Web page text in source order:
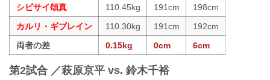
シビサイ頌真 110.45kg 191cm
198cm
カルリ・ギブレイン
110.30kg 191cm
192cm
両者の差
0.15kg 0cm 6cm
第2試合 ／萩原京平 vs. 鈴木千裕